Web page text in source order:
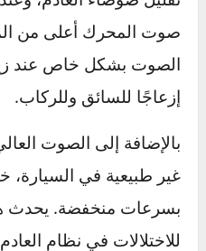
تلف كاتم الصوت يؤدي إلى
تؤثر على راحة القيادة